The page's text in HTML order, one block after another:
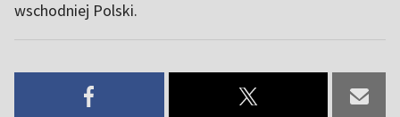
wschodniej Polski.